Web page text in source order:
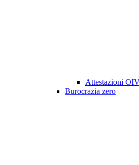
Attestazioni
Burocrazia zero